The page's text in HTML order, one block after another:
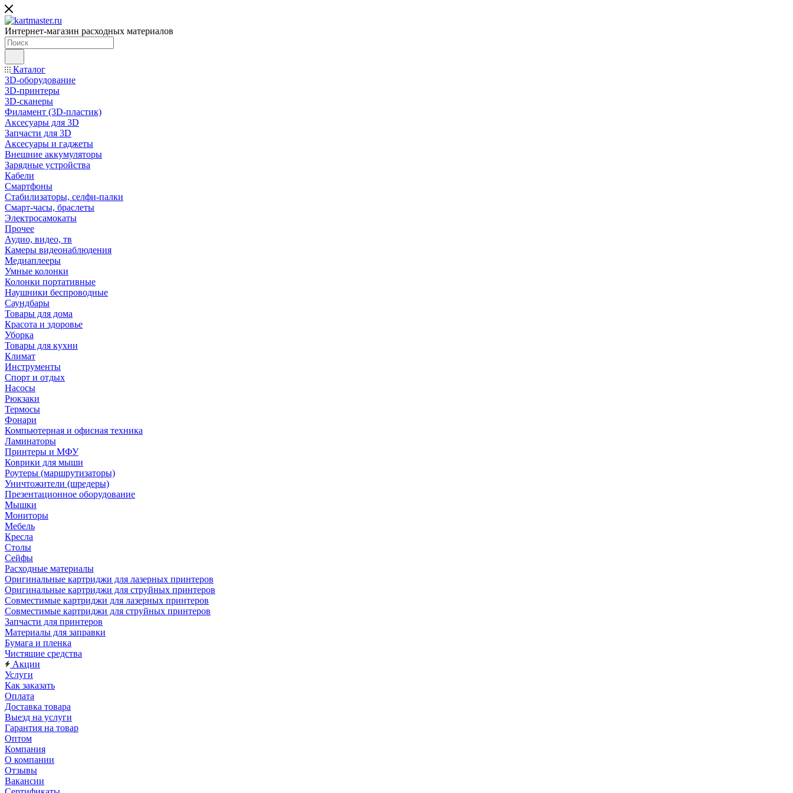
Интернет-магазин расходных материалов
Каталог
3D-оборудование
3D-принтеры
3D-сканеры
Филамент (3D-пластик)
Аксесуары для 3D
Запчасти для 3D
Аксесуары и гаджеты
Внешние аккумуляторы
Зарядные устройства
Кабели
Смартфоны
Стабилизаторы, селфи-палки
Смарт-часы, браслеты
Электросамокаты
Прочее
Аудио, видео, тв
Камеры видеонаблюдения
Медиаплееры
Умные колонки
Колонки портативные
Наушники беспроводные
Саундбары
Товары для дома
Красота и здоровье
Уборка
Товары для кухни
Климат
Инструменты
Спорт и отдых
Насосы
Рюкзаки
Термосы
Фонари
Компьютерная и офисная техника
Ламинаторы
Принтеры и МФУ
Коврики для мыши
Роутеры (маршрутизаторы)
Уничтожители (шредеры)
Презентационное оборудование
Мышки
Мониторы
Мебель
Кресла
Столы
Сейфы
Расходные материалы
Оригинальные картриджи для лазерных принтеров
Оригинальные картриджи для струйных принтеров
Совместимые картриджи для лазерных принтеров
Совместимые картриджи для струйных принтеров
Запчасти для принтеров
Материалы для заправки
Бумага и пленка
Чистящие средства
Акции
Услуги
Как заказать
Оплата
Доставка товара
Выезд на услуги
Гарантия на товар
Оптом
Компания
О компании
Отзывы
Вакансии